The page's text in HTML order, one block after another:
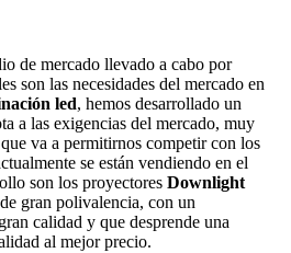
de mercado llevado a cabo por
son las necesidades del mercado en
led, hemos desarrollado un
a las exigencias del mercado, muy
va a permitirnos competir con los
se están vendiendo en el
son los proyectores Downlight
gran polivalencia, con un
calidad y que desprende una
al mejor precio.